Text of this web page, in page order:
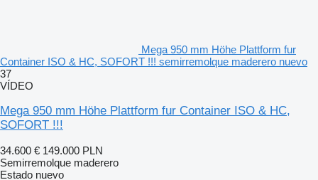
Mega 950 mm Höhe Plattform fur
Container ISO & HC, SOFORT !!! semirremolque maderero nuevo
37
VÍDEO
Mega 950 mm Höhe Plattform fur Container ISO & HC,
SOFORT !!!
34.600 € 149.000 PLN
Semirremolque maderero
Estado nuevo